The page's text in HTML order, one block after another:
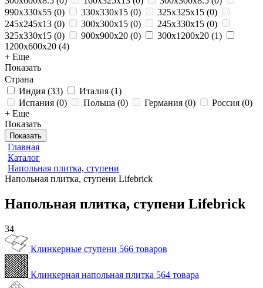
990х330х55 (0) 330x330x15 (0) 325x325x15 (0)
245x245x13 (0) 300x300x15 (0) 245x330x15 (0)
325x330x15 (0) 900x900x20 (0) 300x1200x20 (1)
1200x600x20 (4)
+ Еще
Показать
Страна
Индия (33) Италия (1)
Испания (0) Польша (0) Германия (0) Россия (0)
+ Еще
Показать
Показать
Главная
Каталог
Напольная плитка, ступени
Напольная плитка, ступени Lifebrick
Напольная плитка, ступени Lifebrick
34
Клинкерные ступени 566 товаров
Клинкерная напольная плитка 564 товара